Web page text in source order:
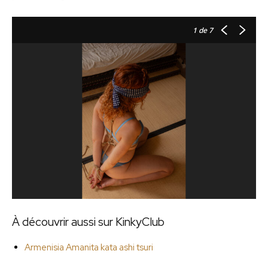
1 de 7
À découvrir aussi sur KinkyClub
Armenisia Amanita kata ashi tsuri